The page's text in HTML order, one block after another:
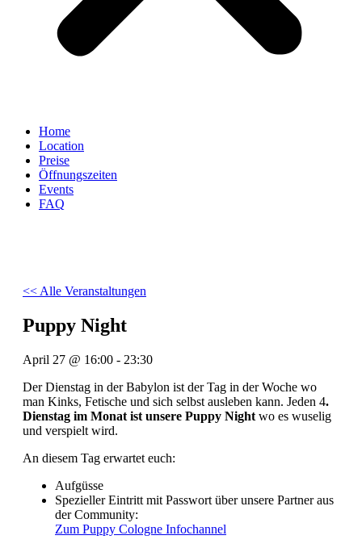
Home
Location
Preise
Öffnungszeiten
Events
FAQ
<< Alle Veranstaltungen
Puppy Night
April 27 @ 16:00 - 23:30
Der Dienstag in der Babylon ist der Tag in der Woche wo
man Kinks, Fetische und sich selbst ausleben kann. Jeden 4.
Dienstag im Monat ist unsere Puppy Night wo es wuselig
und verspielt wird.
An diesem Tag erwartet euch:
Aufgüsse
Spezieller Eintritt mit Passwort über unsere Partner aus
der Community:
Zum Puppy Cologne Infochannel